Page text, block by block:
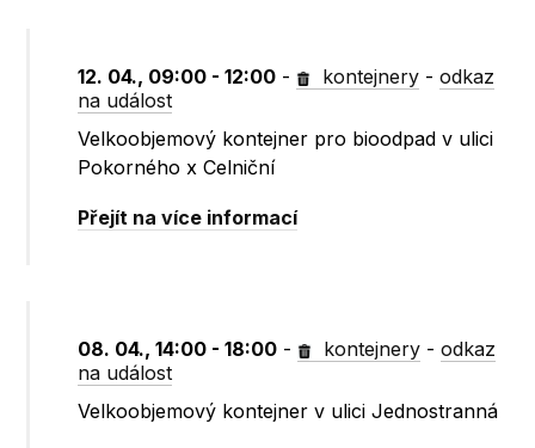
12. 04., 09:00 - 12:00 - kontejnery -odkaz
na událost
Velkoobjemový kontejner pro bioodpad v ulici
Pokorného x Celniční
Přejít na více informací
08. 04., 14:00 - 18:00 - kontejnery -odkaz
na událost
Velkoobjemový kontejner v ulici Jednostranná